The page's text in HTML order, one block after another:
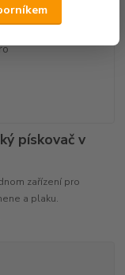
pískovač v
zařízení pro
a plaku.